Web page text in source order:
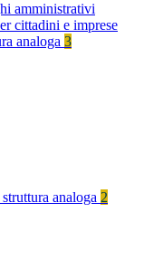
amministrativi
cittadini e imprese
analoga 3
analoga 2